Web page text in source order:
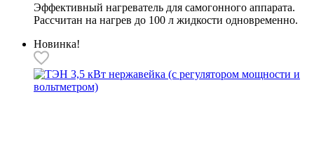
Эффективный нагреватель для самогонного аппарата.
Рассчитан на нагрев до 100 л жидкости одновременно.
Новинка!